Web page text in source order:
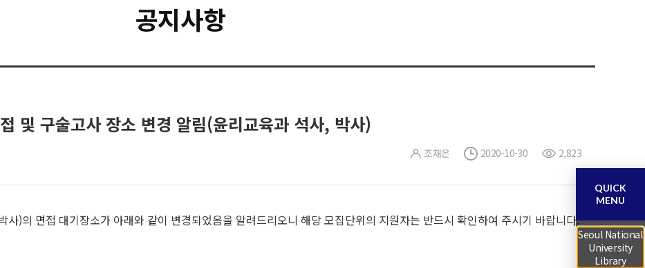
공지사항
및 구술고사 장소 변경 알림(윤리교육과 석사, 박사)
조재은 2020-10-30 2,823
)의 면접 대기장소가 아래와 같이 변경되었음을 알려드리오니 해당 모집단위의 지원자는 반드시 확인하여 주시기 바랍니다.
QUICK
MENU
Seoul National
University
Library